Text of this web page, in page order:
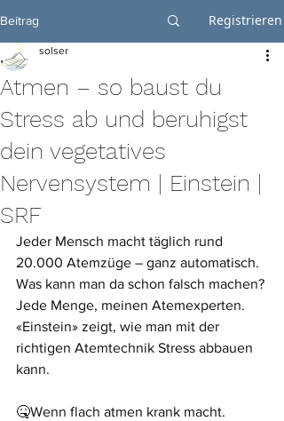
Beitrag Registrieren
Atmen – so baust du
Stress ab und beruhigst
dein vegetatives
Nervensystem | Einstein |
SRF
solser
Jeder Mensch macht täglich rund
20.000 Atemzüge – ganz automatisch.
Was kann man da schon falsch machen?
Jede Menge, meinen Atemexperten.
«Einstein» zeigt, wie man mit der
richtigen Atemtechnik Stress abbauen
kann.
🤒Wenn flach atmen krank macht.